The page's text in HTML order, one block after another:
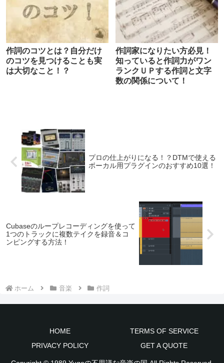
作詞のコツとは？自分だけ
のコツを見つけることも実
は大切なこと！？
作詞家になりたい方必見！
知っていると作詞力がワン
ランクＵＰする作詞と文字
数の関係について！
プロの仕上がりになる！？DTMで使える
ボーカル用プラグインのおすすめ10選！
Cubaseのループレコーディングを使って
1つのトラックに複数テイクを録音＆コ
ンピングする方法！
ホーム 音楽 作詞
HOME
TERMS OF SERVICE
PRIVACY POLICY
GET A QUOTE